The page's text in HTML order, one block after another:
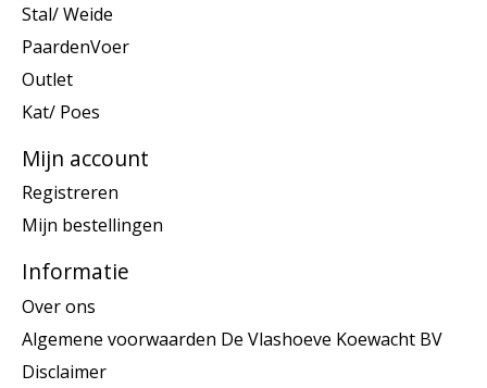
Stal/ Weide
PaardenVoer
Outlet
Kat/ Poes
Mijn account
Registreren
Mijn bestellingen
Informatie
Over ons
Algemene voorwaarden De Vlashoeve Koewacht BV
Disclaimer